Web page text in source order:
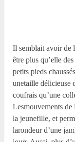
Il semblait avoir de
être plus qu’elle
petits pieds
unetaille délicieuse
coufrais qu’une
Lesmouvements de
la jeunefille, et
larondeur d’une